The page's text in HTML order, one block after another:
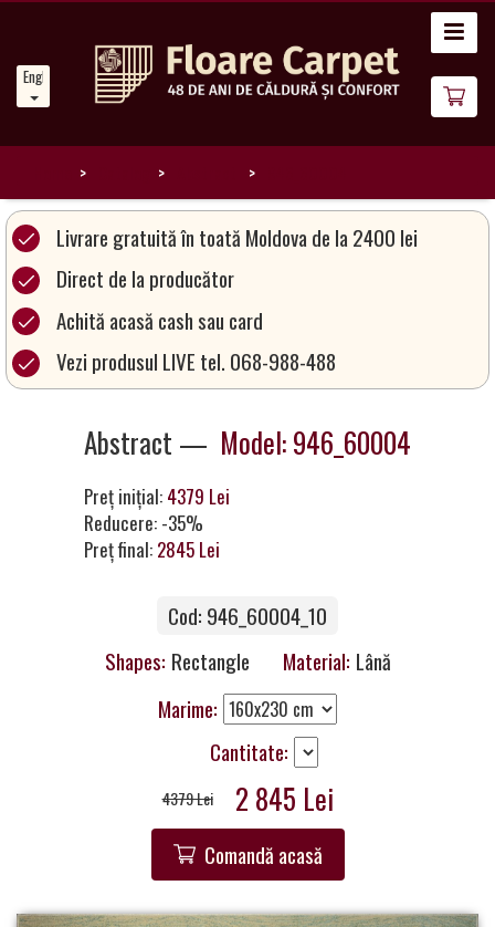
English
News
Our
Carpets
Carpet
Magic
&
Become
Partner
Livrare gratuită în toată Moldova de la 2400 lei
Direct de la producător
Achită acasă cash sau card
Vezi produsul LIVE tel. 068-988-488
Abstract — Model: 946_60004
Preț inițial: 4379 Lei
Reducere: -35%
Preț final: 2845 Lei
Cod: 946_60004_10
Shapes: Rectangle Material: Lână
Marime:
Cantitate:
4379 Lei 2 845 Lei
Comandă acasă